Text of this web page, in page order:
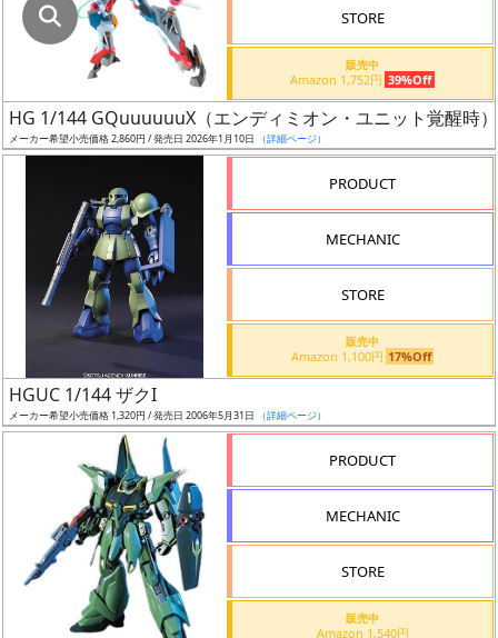
ク
ス
ア
ー
タ
ー
STORE
販売中
Amazon 1,752円 39%Off
HG 1/144 GQuuuuuuX（エンディミオン・ユニット覚醒時）
メーカー希望小売価格 2,860円 / 発売日 2026年1月10日 （詳細ページ）
PRODUCT
MECHANIC
STORE
販売中
Amazon 1,100円 17%Off
HGUC 1/144 ザクI
メーカー希望小売価格 1,320円 / 発売日 2006年5月31日 （詳細ページ）
PRODUCT
MECHANIC
STORE
販売中
Amazon 1,540円